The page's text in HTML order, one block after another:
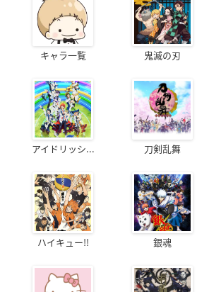
キャラ一覧 鬼滅の刃
アイドリッシ... 刀剣乱舞
ハイキュー!! 銀魂